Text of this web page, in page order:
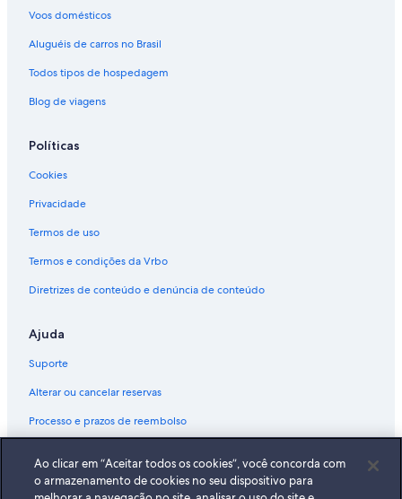
Voos domésticos
Aluguéis de carros no Brasil
Todos tipos de hospedagem
Blog de viagens
Políticas
Cookies
Privacidade
Termos de uso
Termos e condições da Vrbo
Diretrizes de conteúdo e denúncia de conteúdo
Ajuda
Suporte
Alterar ou cancelar reservas
Processo e prazos de reembolso
Documentos para viagens internacionais
Ao clicar em “Aceitar todos os cookies”, você concorda com
o armazenamento de cookies no seu dispositivo para